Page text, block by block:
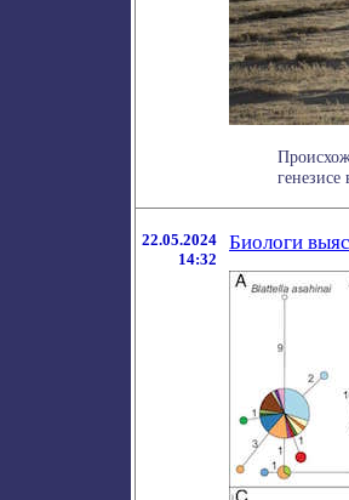
22.05.2024
14:32
Биологи